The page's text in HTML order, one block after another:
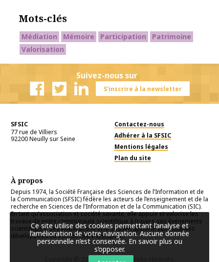
Mots-clés
Médiation Mémoire Participation
Patrimoine
Valorisation
Suivez-nous sur
S'inscrire à la newsletter
SFSIC
77 rue de Villiers
92200Neuilly sur Seine
Contactez-nous
Adhérer à la SFSIC
Mentions légales
Plan du site
À propos
Depuis 1974, la Société Française des Sciences de l’Information et de
la Communication (SFSIC) fédère les acteurs de l’enseignement et de la
recherche en Sciences de l’Information et de la Communication (SIC).
En tant qu’association et société savante, elle appuie et valorise les
travaux de notre communauté scientifique à travers ses événements
scientifiques, ses publications et le soutien apporté aux initiatives
développées au sein de notre discipline.
SFSIC . Tous droits réservés.
Ce site utilise des cookies permettant l’analyse et
l’amélioration de votre navigation. Aucune donnée
personnelle n’est conservée. En savoir plus ou
s’opposer.